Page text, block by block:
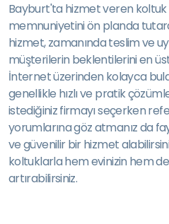
Bayburt'ta hizmet veren koltuk
memnuniyetini ön planda
hizmet, zamanında teslim ve
müşterilerin beklentilerini en
İnternet üzerinden kolayca
genellikle hızlı ve pratik
istediğiniz firmayı seçerken
yorumlarına göz atmanız da
ve güvenilir bir hizmet
koltuklarla hem evinizin hem de
artırabilirsiniz.